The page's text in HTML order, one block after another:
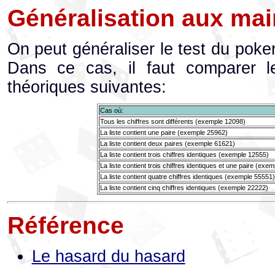
Généralisation aux
On peut généraliser le test du
Dans ce cas, il faut comparer
théoriques suivantes:
Cas où:
Tous les chiffres sont différents (exemple 12098)
La liste contient une paire (exemple 25962)
La liste contient deux paires (exemple 61621)
La liste contient trois chiffres identiques (exemple 12555)
La liste contient trois chiffres identiques et une paire
La liste contient quatre chiffres identiques (exemple 55551)
La liste contient cinq chiffres identiques (exemple 22222)
Référence
Le hasard du hasard